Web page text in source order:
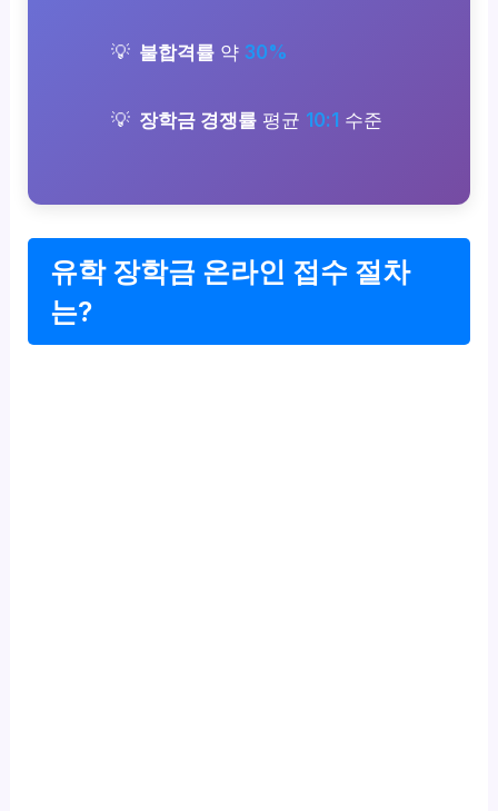
불합격률약 30%
장학금 경쟁률평균 10:1 수준
유학 장학금 온라인 접수 절차
는?